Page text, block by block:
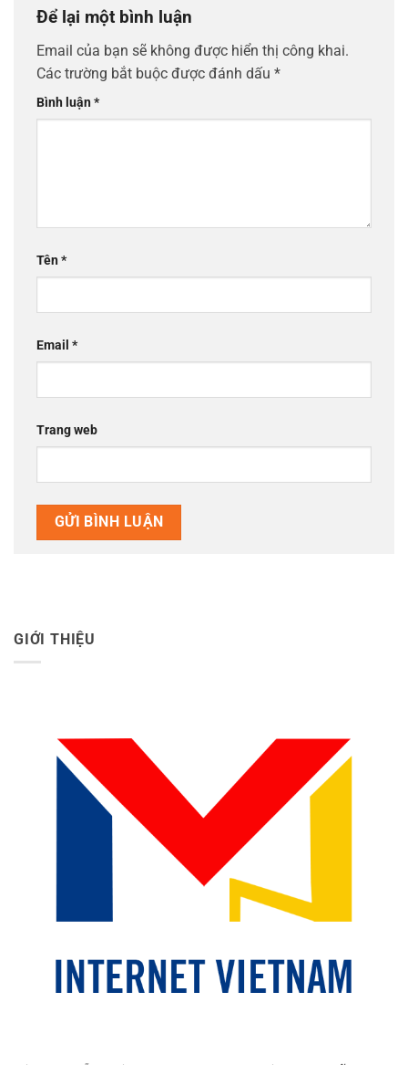
Để lại một bình luận
Email của bạn sẽ không được hiển thị công khai.
Các trường bắt buộc được đánh dấu *
Bình luận*
Tên*
Email *
Trang web
GIỚI THIỆU